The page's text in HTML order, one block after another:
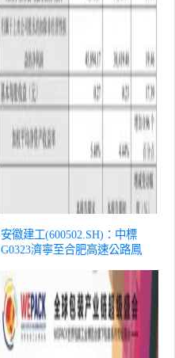
安徽建工(600502.SH)：中標
G0323濟寧至合肥高速公路鳳
股票